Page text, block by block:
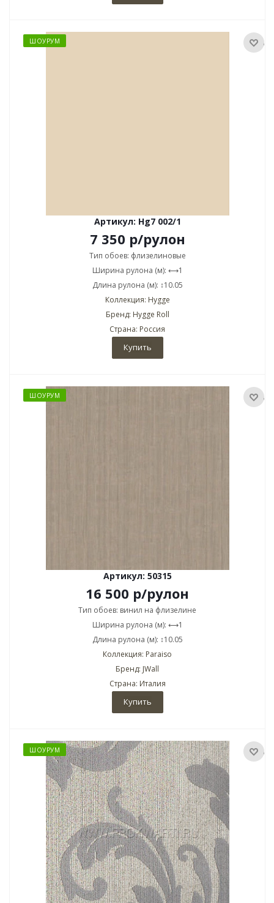
ШОУРУМ
Артикул: Hg7 002/1
7 350 р/рулон
Тип обоев: флизелиновые
Ширина рулона (м): ⟷1
Длина рулона (м): ↕10.05
Коллекция: Hygge
Бренд: Hygge Roll
Страна: Россия
Купить
ШОУРУМ
Артикул: 50315
16 500 р/рулон
Тип обоев: винил на флизелине
Ширина рулона (м): ⟷1
Длина рулона (м): ↕10.05
Коллекция: Paraiso
Бренд: JWall
Страна: Италия
Купить
ШОУРУМ